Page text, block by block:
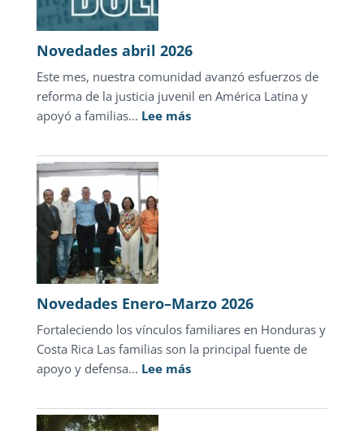
Novedades abril 2026
Este mes, nuestra comunidad avanzó esfuerzos de
reforma de la justicia juvenil en América Latina y
apoyó a familias... Lee más:
abril
Novedades Enero–Marzo 2026
Fortaleciendo los vínculos familiares en Honduras y
Costa Rica Las familias son la principal fuente de
apoyo y defensa... Lee más:
Enero–